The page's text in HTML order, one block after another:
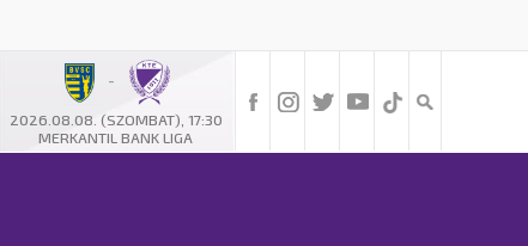
-
2026.08.08. (SZOMBAT), 17:30
MERKANTIL BANK LIGA